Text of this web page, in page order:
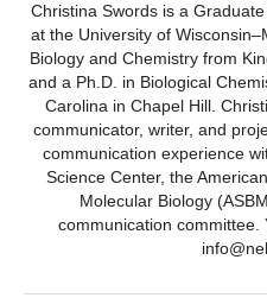
Christina Swords is a
at the University of
Biology and Chemistry from
and a Ph.D. in Biological
Carolina in Chapel Hill.
communicator, writer, and
communication experience
Science Center, the
Molecular Biology
communication committee.